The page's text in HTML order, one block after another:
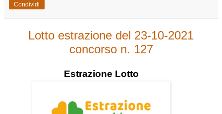
Condividi
Lotto estrazione del 23-10-2021
concorso n. 127
Estrazione Lotto